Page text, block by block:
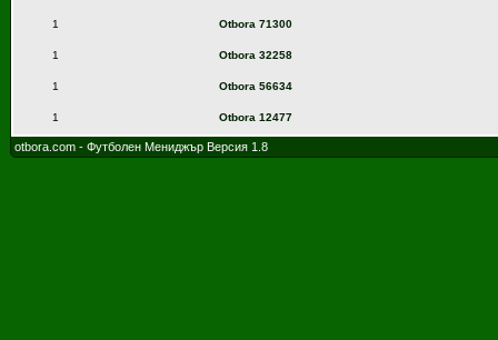
1 Otbora 71300
1 Otbora 32258
1 Otbora 56634
1 Otbora 12477
otbora.com - Футболен Мениджър Версия 1.8